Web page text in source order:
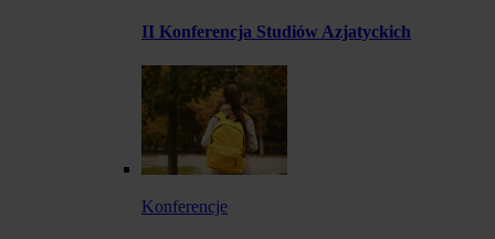
II Konferencja Studiów Azjatyckich
Konferencje